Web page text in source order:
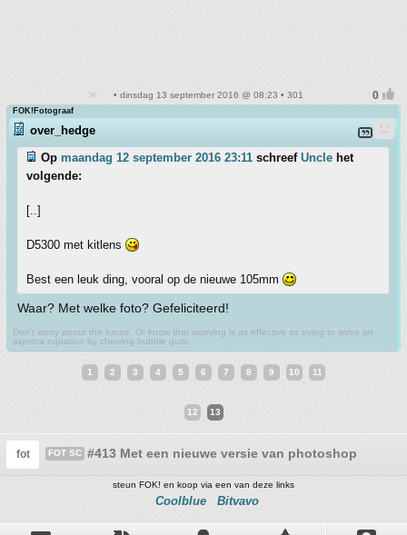
• dinsdag 13 september 2016 @ 08:23 • 301
FOK!Fotograaf
over_hedge
Op maandag 12 september 2016 23:11 schreef Uncle het
volgende:
[..]
D5300 met kitlens
Best een leuk ding, vooral op de nieuwe 105mm
Waar? Met welke foto? Gefeliciteerd!
Don't worry about the future. Or know that worrying is as effective as trying to solve an
algebra equation by chewing bubble gum.
1 2 3 4 5 6 7 8 9 10 11
12 13
fot FOT SC #413 Met een nieuwe versie van photoshop
steun FOK! en koop via een van deze links
Coolblue Bitvavo